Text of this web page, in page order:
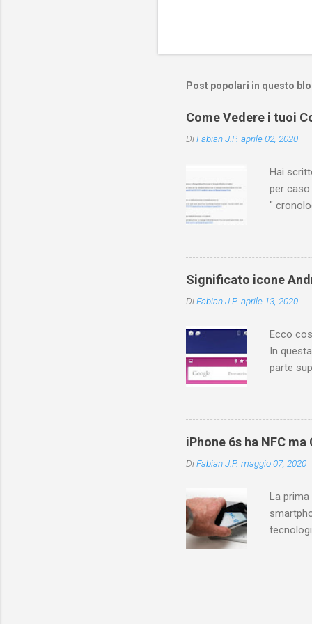
Post popolari in questo
Come Vedere i tuoi
DiFabian J.P. aprile 02, 2020
Hai
per
"
dove
di
Significato icone
DiFabian J.P. aprile 13, 2020
Ecco
In
parte
cosa
icone,
iPhone 6s ha NFC
DiFabian J.P. maggio 07, 2020
La
non